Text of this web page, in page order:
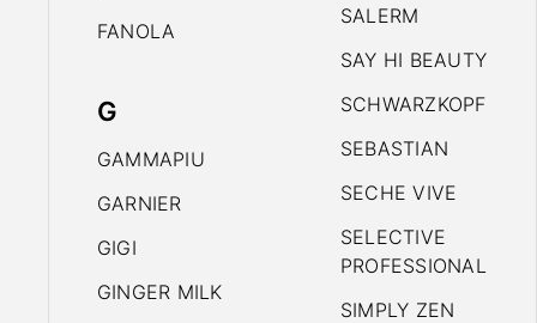
FANOLA
G
GAMMAPIU
GARNIER
GIGI
GINGER MILK
SALERM
SAY HI BEAUTY
SCHWARZKOPF
SEBASTIAN
SECHE VIVE
SELECTIVE
PROFESSIONAL
SIMPLY ZEN